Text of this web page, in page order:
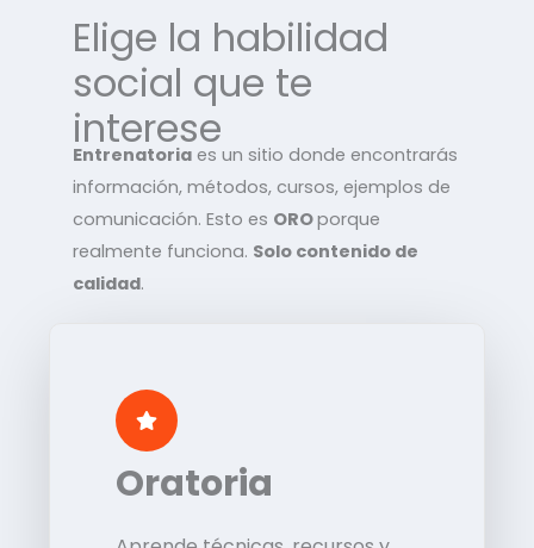
Elige la habilidad
social que te
interese
Entrenatoria es un sitio donde encontrarás
información, métodos, cursos, ejemplos de
comunicación. Esto es OROporque
realmente funciona. Solo contenido de
calidad.
Oratoria